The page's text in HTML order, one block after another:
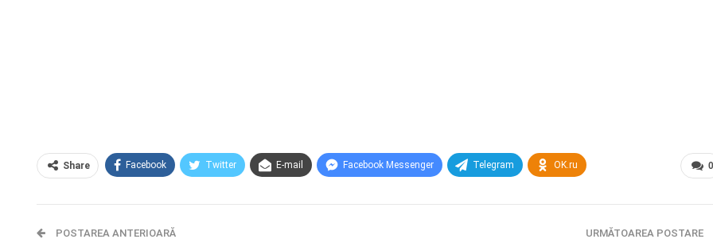
0
Share Facebook Twitter E-mail Facebook Messenger Telegram OK.ru
POSTAREA ANTERIOARĂ URMĂTOAREA POSTARE